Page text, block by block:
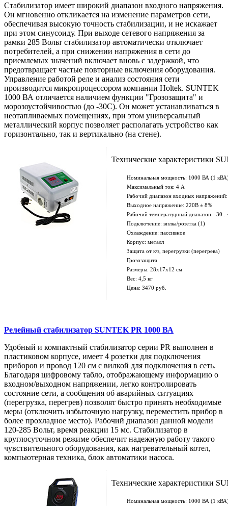
Стабилизатор имеет широкий диапазон входного напряжения.
Он мгновенно откликается на изменение параметров сети,
обеспечивая высокую точность стабилизации, и не искажает
при этом синусоиду. При выходе сетевого напряжения за
рамки 285 Вольт стабилизатор автоматически отключает
потребителей, а при снижении напряжения в сети до
приемлемых значений включает вновь с задержкой, что
предотвращает частые повторные включения оборудования.
Управление работой реле и анализ состояния сети
производится микропроцессором компании Holtek. SUNTEK
1000 ВА отличается наличием функции "Грозозащита" и
морозоустойчивостью (до -30С). Он может устанавливаться в
неотапливаемых помещениях, при этом универсальный
металлический корпус позволяет располагать устройство как
горизонтально, так и вертикально (на стене).
Технические характеристики
Номинальная мощность: 1000 ВА (1
Максимальный ток: 4 А
Рабочий диапазон входных
Выходное напряжение: 220В ± 8%
Рабочий температурный диапазон: -
Подключение: вилка/розетка (1)
Охлаждение: пассивное
Корпус: металл
Защита от к/з, перегрузки (перегрева)
Грозозащита
Размеры: 28х17х12 см
Вес: 4,5 кг
Цена: 3470 руб.
Релейный стабилизатор SUNTEK PR 1000 ВА
Удобный и компактный стабилизатор серии PR выполнен в
пластиковом корпусе, имеет 4 розетки для подключения
приборов и провод 120 см с вилкой для подключения в сеть.
Благодаря цифровому табло, отображающему информацию о
входном/выходном напряжении, легко контролировать
состояние сети, а сообщения об аварийных ситуациях
(перегрузка, перегрев) позволят быстро принять необходимые
меры (отключить избыточную нагрузку, переместить прибор в
более прохладное место). Рабочий диапазон данной модели
120-285 Вольт, время реакции 15 мс. Стабилизатор в
круглосуточном режиме обеспечит надежную работу такого
чувствительного оборудования, как нагревательный котел,
компьютерная техника, блок автоматики насоса.
Технические характеристики
Номинальная мощность: 1000 ВА (1